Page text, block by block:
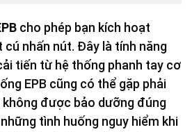
cho phép bạn kích hoạt
cú nhấn nút. Đây là tính năng
tiến từ hệ thống phanh tay cơ
EPB cũng có thể gặp phải
không được bảo dưỡng đúng
tình huống nguy hiểm khi